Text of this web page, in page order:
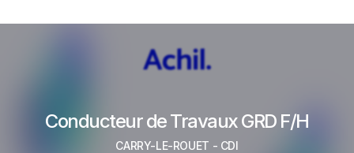
Conducteur de Travaux GRD F/H
CARRY-LE-ROUET - CDI